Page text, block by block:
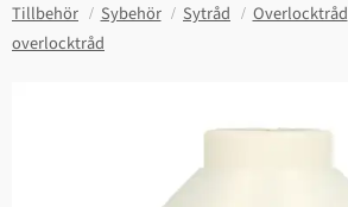
Tillbehör Sybehör Sytråd Overlocktråd
overlocktråd